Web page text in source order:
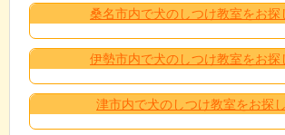
桑名市内で犬のしつけ教室をお探
伊勢市内で犬のしつけ教室をお探
津市内で犬のしつけ教室をお探